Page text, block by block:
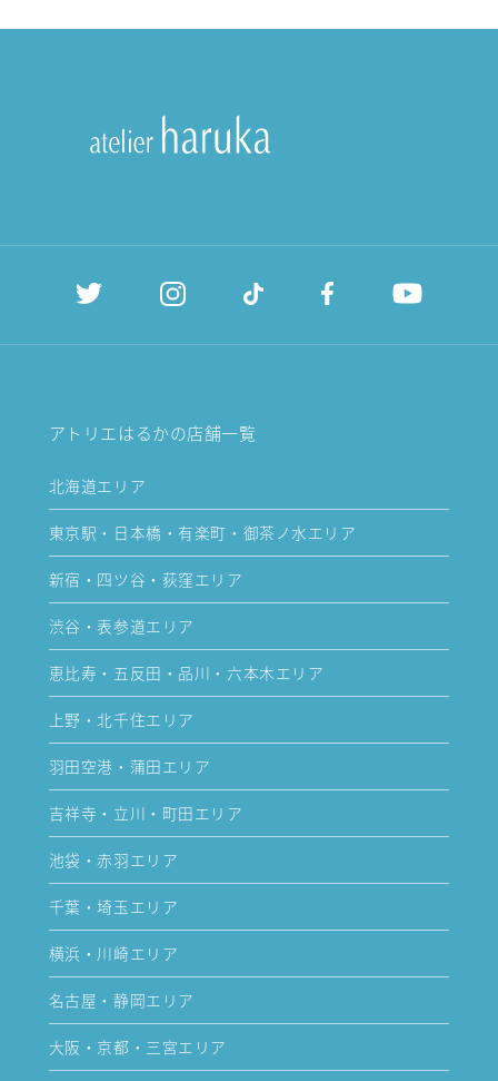
アトリエはるかの店舗一覧
北海道エリア
東京駅・日本橋・有楽町・御茶ノ水エリア
新宿・四ツ谷・荻窪エリア
渋谷・表参道エリア
恵比寿・五反田・品川・六本木エリア
上野・北千住エリア
羽田空港・蒲田エリア
吉祥寺・立川・町田エリア
池袋・赤羽エリア
千葉・埼玉エリア
横浜・川崎エリア
名古屋・静岡エリア
大阪・京都・三宮エリア